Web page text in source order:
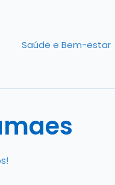
Saúde e Bem-estar